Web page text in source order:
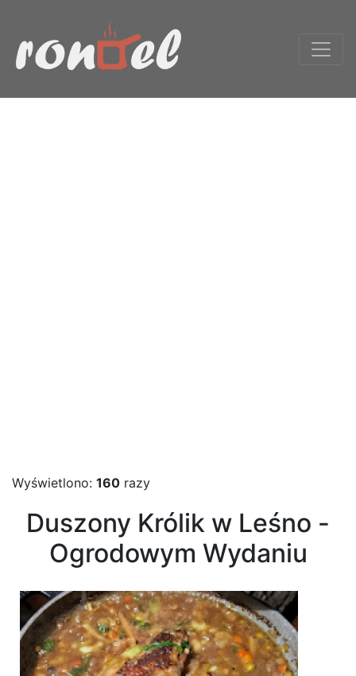
Wyświetlono: 160 razy
Duszony Królik w Leśno -
Ogrodowym Wydaniu